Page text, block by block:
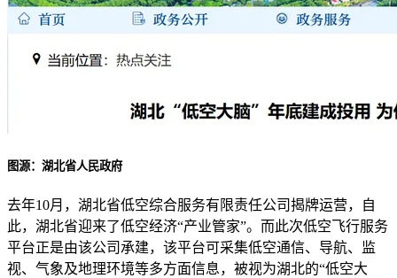
图源：湖北省人民政府
去年10月，湖北省低空综合服务有限责任公司揭牌运营，自
此，湖北省迎来了低空经济“产业管家”。而此次低空飞行服务
平台正是由该公司承建，该平台可采集低空通信、导航、监
视、气象及地理环境等多方面信息，被视为湖北的“低空大